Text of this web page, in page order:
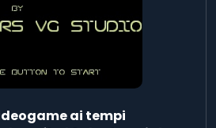
ai tempi